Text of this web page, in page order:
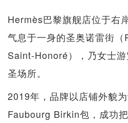
Hermès巴黎旗舰店位于右
气息于一身的圣奥诺雷街
Saint-Honoré），乃女士
圣场所。
2019年，品牌以店铺外貌
Faubourg Birkin包，成功